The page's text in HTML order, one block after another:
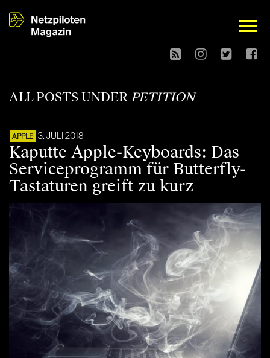
open
ALL POSTS UNDER PETITION
APPLE 3. JULI 2018
Kaputte Apple-Keyboards: Das
Serviceprogramm für Butterfly-
Tastaturen greift zu kurz